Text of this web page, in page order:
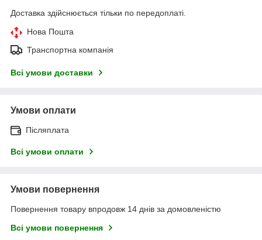
Доставка здійснюється тільки по передоплаті.
Нова Пошта
Транспортна компанія
Всі умови доставки
Умови оплати
Післяплата
Всі умови оплати
Умови повернення
Повернення товару впродовж 14 днів за домовленістю
Всі умови повернення